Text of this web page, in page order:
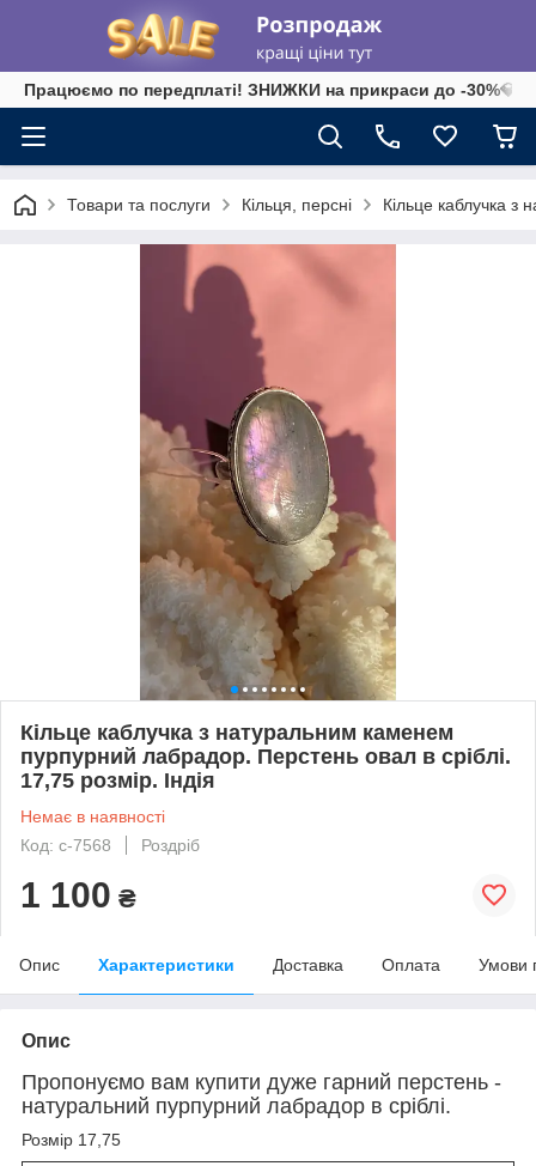
Працюємо по передплаті! ЗНИЖКИ на прикраси до -30%💎
Товари та послуги Кільця, персні Кільце каблучка з
Кільце каблучка з натуральним каменем
пурпурний лабрадор. Перстень овал в сріблі.
17,75 розмір. Індія
Немає в наявності
Код: с-7568
Роздріб
1 100 ₴
Опис Характеристики Доставка Оплата Умови
Опис
Пропонуємо вам купити дуже гарний перстень -
натуральний пурпурний лабрадор в сріблі.
Розмір 17,75